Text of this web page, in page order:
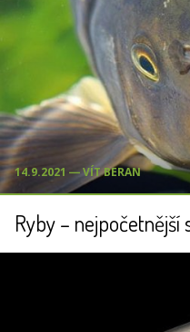
14.9.2021 ― VÍT BERAN
Ryby –